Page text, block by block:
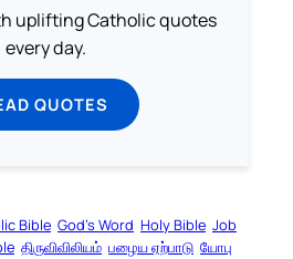
uplifting Catholic quotes
every day.
QUOTES
Bible God’s Word Holy Bible Job
திருவிவிலியம் பழைய ஏற்பாடு யோபு